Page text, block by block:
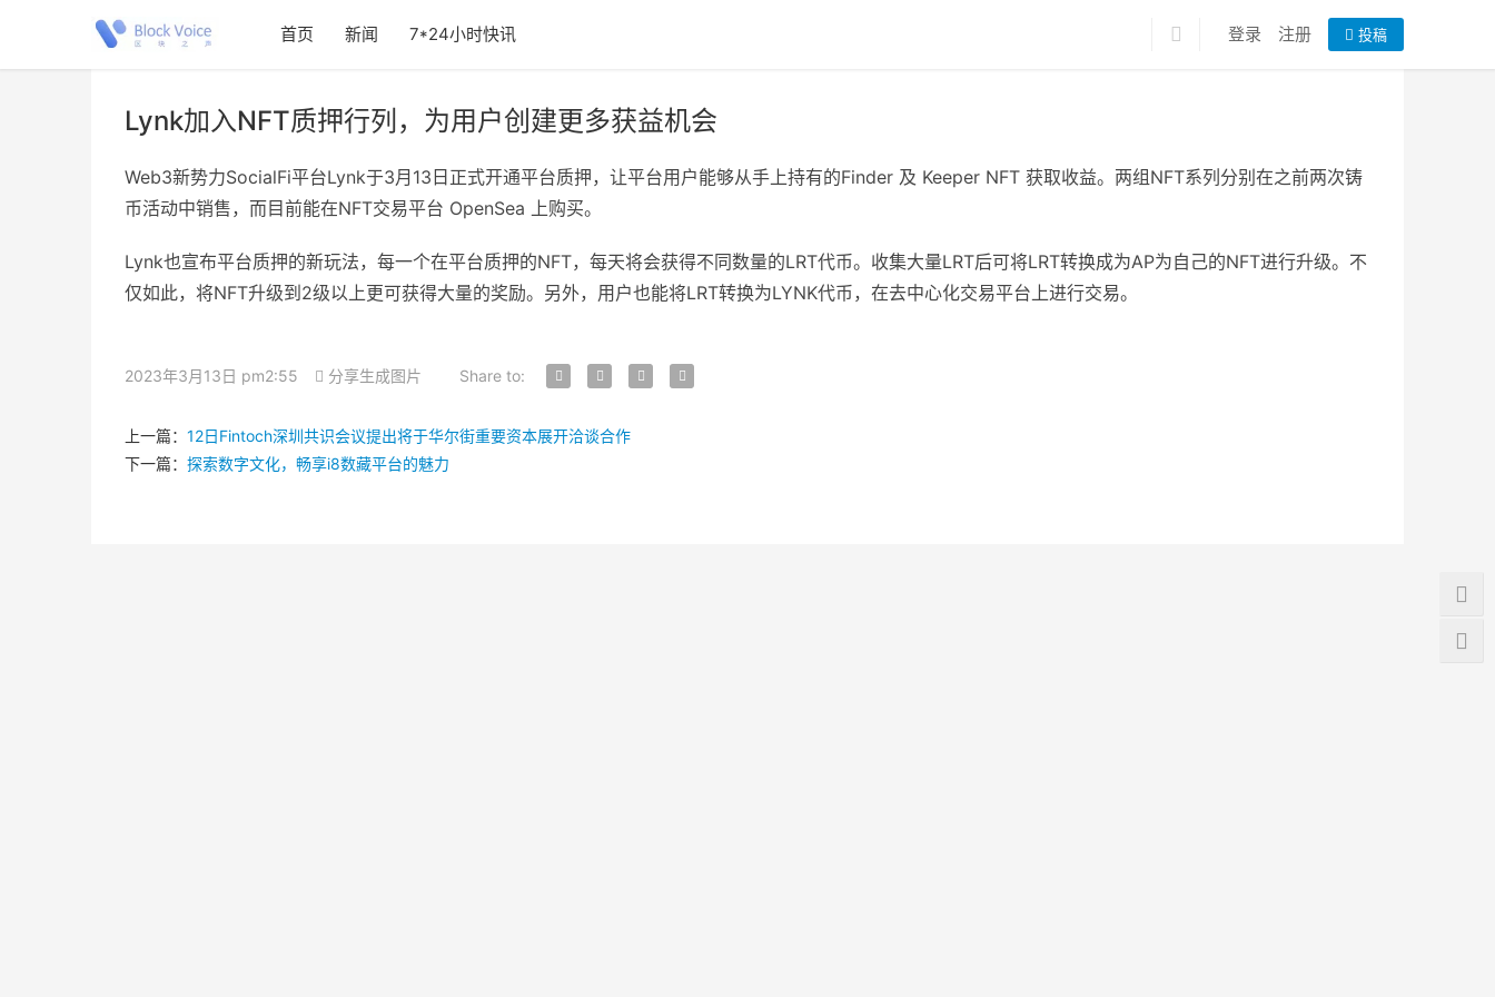
首页 新闻 7*24小时快讯 登录 注册 投稿
Lynk加入NFT质押行列，为用户创建更多获益机会
Web3新势力SocialFi平台Lynk于3月13日正式开通平台质押，让平台用户能够从手上持有的Finder 及 Keeper NFT 获取收益。两组NFT系列分别在之前两次铸
币活动中销售，而目前能在NFT交易平台 OpenSea 上购买。
Lynk也宣布平台质押的新玩法，每一个在平台质押的NFT，每天将会获得不同数量的LRT代币。收集大量LRT后可将LRT转换成为AP为自己的NFT进行升级。不
仅如此，将NFT升级到2级以上更可获得大量的奖励。另外，用户也能将LRT转换为LYNK代币，在去中心化交易平台上进行交易。
2023年3月13日 pm2:55 分享生成图片 Share to:
上一篇： 12日Fintoch深圳共识会议提出将于华尔街重要资本展开洽谈合作
下一篇： 探索数字文化，畅享i8数藏平台的魅力